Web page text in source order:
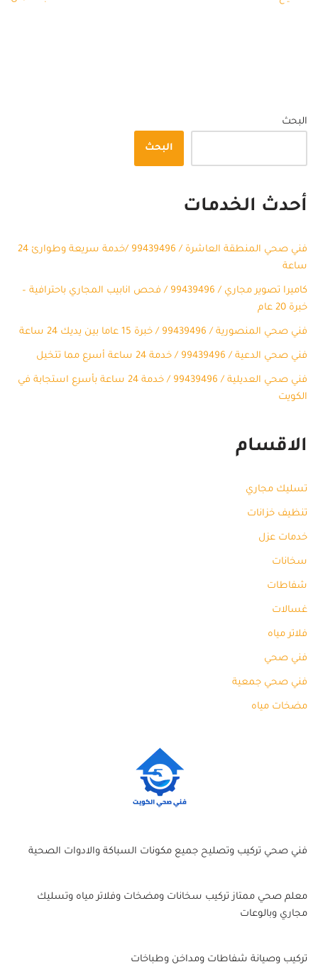
البحث
البحث
أحدث الخدمات
فني صحي المنطقة العاشرة / 99439496 /خدمة سريعة وطوارئ 24
ساعة
كاميرا تصوير مجاري / 99439496 / فحص انابيب المجاري باحترافية –
خبرة 20 عام
فني صحي المنصورية / 99439496 / خبرة 15 عاما بين يديك 24 ساعة
فني صحي الدعية / 99439496 / خدمة 24 ساعة أسرع مما تتخيل
فني صحي العديلية / 99439496 / خدمة 24 ساعة بأسرع استجابة في
الكويت
الاقسام
تسليك مجاري
تنظيف خزانات
خدمات عزل
سخانات
شفاطات
غسالات
فلاتر مياه
فني صحي
فني صحي جمعية
مضخات مياه
فني صحي تركيب وتصليح جميع مكونات السباكة والادوات الصحية
معلم صحي ممتاز تركيب سخانات ومضخات وفلاتر مياه وتسليك
مجاري وبالوعات
تركيب وصيانة شفاطات ومداخن وطباخات